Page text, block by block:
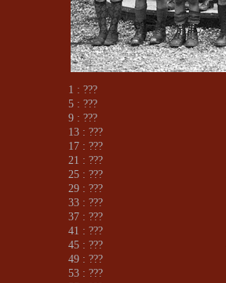
1 : ???
5 : ???
9 : ???
13 : ???
17 : ???
21 : ???
25 : ???
29 : ???
33 : ???
37 : ???
41 : ???
45 : ???
49 : ???
53 : ???